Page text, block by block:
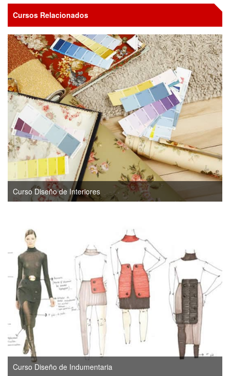
Cursos Relacionados
Curso Diseño de Interiores
Curso Diseño de Indumentaria